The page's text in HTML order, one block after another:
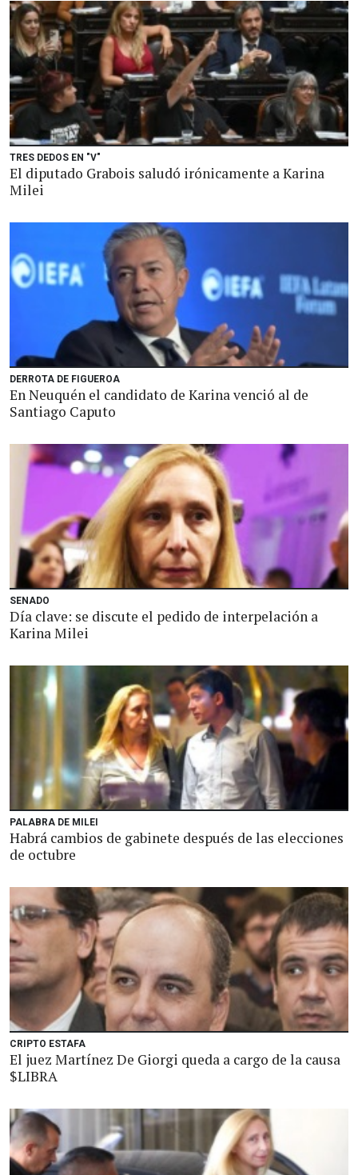
TRES DEDOS EN "V"
El diputado Grabois saludó irónicamente a Karina
Milei
DERROTA DE FIGUEROA
En Neuquén el candidato de Karina venció al de
Santiago Caputo
SENADO
Día clave: se discute el pedido de interpelación a
Karina Milei
PALABRA DE MILEI
Habrá cambios de gabinete después de las elecciones
de octubre
CRIPTO ESTAFA
El juez Martínez De Giorgi queda a cargo de la causa
$LIBRA